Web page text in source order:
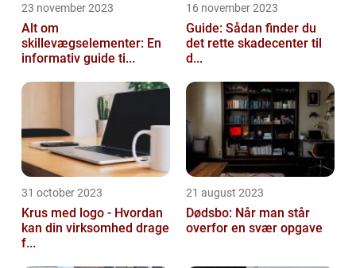
23 november 2023
Alt om
skillevægselementer: En
informativ guide ti...
16 november 2023
Guide: Sådan finder du
det rette skadecenter til
d...
31 october 2023
Krus med logo - Hvordan
kan din virksomhed drage
f...
21 august 2023
Dødsbo: Når man står
overfor en svær opgave